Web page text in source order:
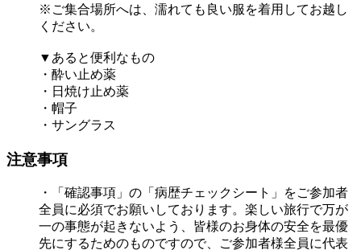
※ご集合場所へは、濡れても良い服を着用してお越し
ください。
▼あると便利なもの
・酔い止め薬
・日焼け止め薬
・帽子
・サングラス
注意事項
・「確認事項」の「病歴チェックシート」をご参加者
全員に必須でお願いしております。楽しい旅行で万が
一の事態が起きないよう、皆様のお身体の安全を最優
先にするためのものですので、ご参加者様全員に代表